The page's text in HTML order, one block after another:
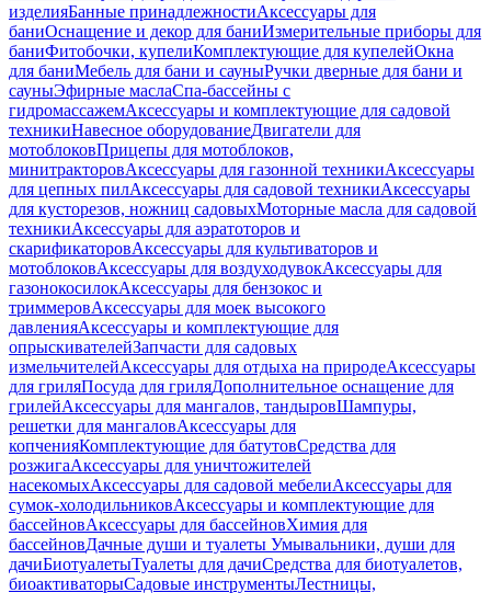
изделияБанные принадлежностиАксессуары для
баниОснащение и декор для баниИзмерительные приборы для
баниФитобочки, купелиКомплектующие для купелейОкна
для баниМебель для бани и сауныРучки дверные для бани и
сауныЭфирные маслаСпа-бассейны с
гидромассажемАксессуары и комплектующие для садовой
техникиНавесное оборудованиеДвигатели для
мотоблоковПрицепы для мотоблоков,
минитракторовАксессуары для газонной техникиАксессуары
для цепных пилАксессуары для садовой техникиАксессуары
для кусторезов, ножниц садовыхМоторные масла для садовой
техникиАксессуары для аэратоторов и
скарификаторовАксессуары для культиваторов и
мотоблоковАксессуары для воздуходувокАксессуары для
газонокосилокАксессуары для бензокос и
триммеровАксессуары для моек высокого
давленияАксессуары и комплектующие для
опрыскивателейЗапчасти для садовых
измельчителейАксессуары для отдыха на природеАксессуары
для гриляПосуда для гриляДополнительное оснащение для
грилейАксессуары для мангалов, тандыровШампуры,
решетки для мангаловАксессуары для
копченияКомплектующие для батутовСредства для
розжигаАксессуары для уничтожителей
насекомыхАксессуары для садовой мебелиАксессуары для
сумок-холодильниковАксессуары и комплектующие для
бассейновАксессуары для бассейновХимия для
бассейновДачные души и туалеты Умывальники, души для
дачиБиотуалетыТуалеты для дачиСредства для биотуалетов,
биоактиваторыСадовые инструментыЛестницы,